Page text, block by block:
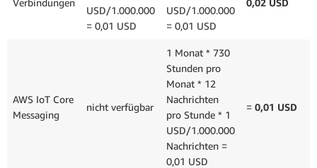
Verbindungen
USD/1.000.000
= 0,01 USD
USD/1.000.000
= 0,01 USD
0,02 USD
AWS IoT Core
Messaging
nicht verfügbar
1 Monat * 730
Stunden pro
Monat * 12
Nachrichten
pro Stunde * 1
USD/1.000.000
Nachrichten =
0,01 USD
= 0,01 USD